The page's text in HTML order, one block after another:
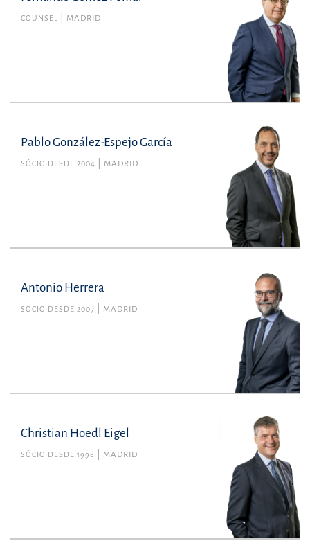
COUNSEL MADRID
Pablo González-Espejo García
SÓCIO DESDE 2004 MADRID
Antonio Herrera
SÓCIO DESDE 2007 MADRID
Christian Hoedl Eigel
SÓCIO DESDE 1998 MADRID